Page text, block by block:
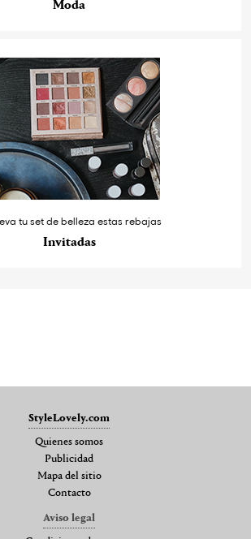
Moda
tu set de belleza estas rebajas
Invitadas
StyleLovely.com
Quienes somos
Publicidad
Mapa del sitio
Contacto
Aviso legal